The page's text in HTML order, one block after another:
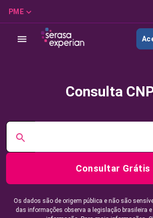
PME
Consulta
Consultar Grátis
Os dados são de origem pública e não são
das informações observa a legislação brasileira